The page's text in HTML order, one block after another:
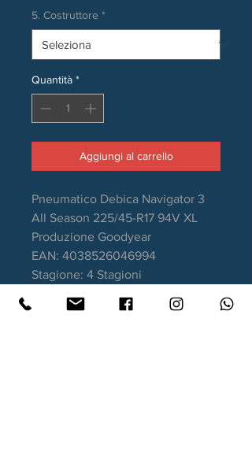
5. Costruttore *
Quantità *
Aggiungi al carrello
Pneumatico Debica Navigator 3
All Season 225/45-R17 94V XL
Produzione Goodyear
EAN: 4038526046994
Stagione: 4 Stagioni
Aderenza sul bagnato: C